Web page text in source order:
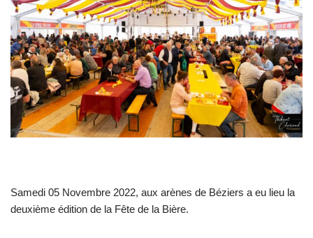
Samedi 05 Novembre 2022, aux arènes de Béziers a eu lieu la
deuxième édition de la Fête de la Bière.